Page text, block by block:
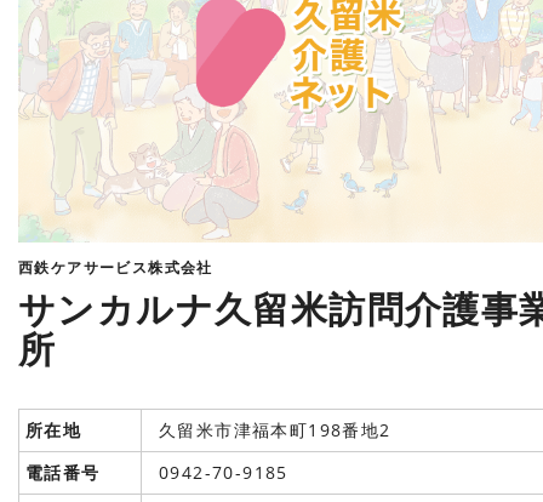
西鉄ケアサービス株式会社
サンカルナ久留米訪問介護事
所
所在地
久留米市津福本町198番地2
電話番号
0942-70-9185